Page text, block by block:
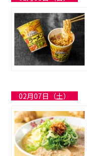
02月07日（土）